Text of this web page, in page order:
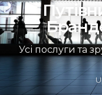
Усі послуги та